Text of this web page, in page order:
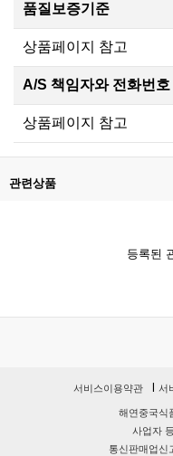
품질보증기준
상품페이지 참고
A/S 책임자와 전화번호
상품페이지 참고
관련상품
등록된
서비스이용약관 서
해연중국식
사업자
통신판매업신